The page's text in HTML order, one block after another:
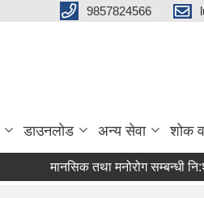
9857824566
डाउनलोड अन्य सेवा शोक
मानसिक तथा मनोरोग सम्बन्धी